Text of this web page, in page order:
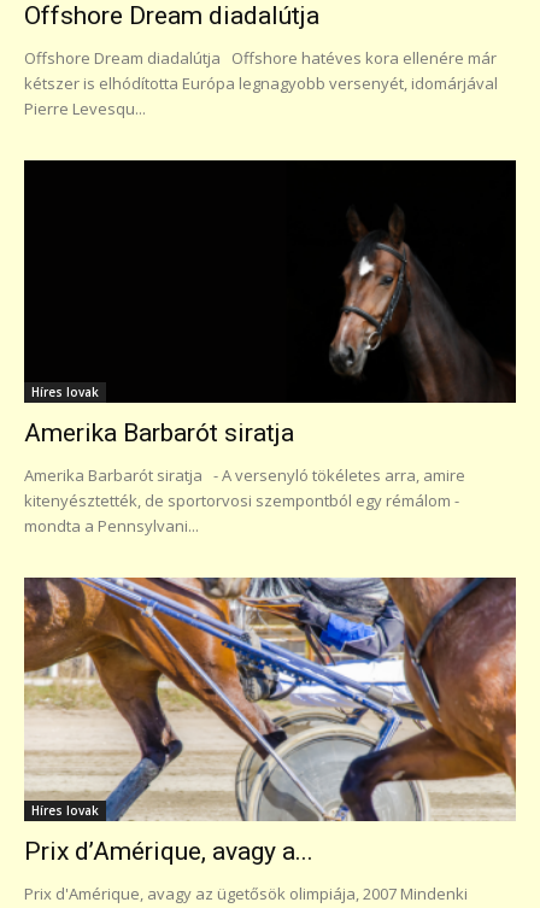
Offshore Dream diadalútja
Offshore Dream diadalútja Offshore hatéves kora ellenére már
kétszer is elhódította Európa legnagyobb versenyét, idomárjával
Pierre Levesqu...
Híres lovak
Amerika Barbarót siratja
Amerika Barbarót siratja - A versenyló tökéletes arra, amire
kitenyésztették, de sportorvosi szempontból egy rémálom -
mondta a Pennsylvani...
Híres lovak
Prix d’Amérique, avagy a...
Prix d'Amérique, avagy az ügetősök olimpiája, 2007 Mindenki